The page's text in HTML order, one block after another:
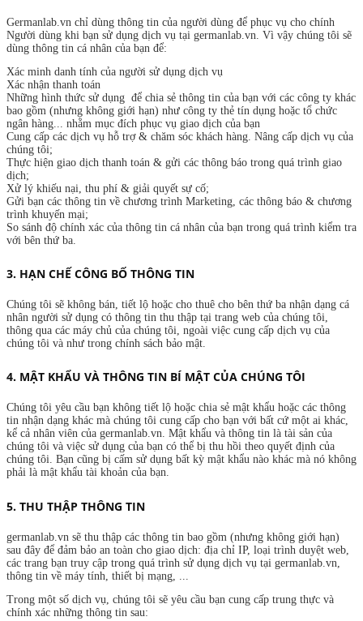
Germanlab.vn chỉ dùng thông tin của người dùng để phục vụ cho chính
Người dùng khi bạn sử dụng dịch vụ tại germanlab.vn. Vì vậy chúng tôi sẽ
dùng thông tin cá nhân của bạn để:
Xác minh danh tính của người sử dụng dịch vụ
Xác nhận thanh toán
Những hình thức sử dụng để chia sẻ thông tin của bạn với các công ty khác
bao gồm (nhưng không giới hạn) như công ty thẻ tín dụng hoặc tổ chức
ngân hàng... nhằm mục đích phục vụ giao dịch của bạn
Cung cấp các dịch vụ hỗ trợ & chăm sóc khách hàng. Nâng cấp dịch vụ của
chúng tôi;
Thực hiện giao dịch thanh toán & gửi các thông báo trong quá trình giao
dịch;
Xử lý khiếu nại, thu phí & giải quyết sự cố;
Gửi bạn các thông tin về chương trình Marketing, các thông báo & chương
trình khuyến mại;
So sánh độ chính xác của thông tin cá nhân của bạn trong quá trình kiểm tra
với bên thứ ba.
3. HẠN CHẾ CÔNG BỐ THÔNG TIN
Chúng tôi sẽ không bán, tiết lộ hoặc cho thuê cho bên thứ ba nhận dạng cá
nhân người sử dụng có thông tin thu thập tại trang web của chúng tôi,
thông qua các máy chủ của chúng tôi, ngoài việc cung cấp dịch vụ của
chúng tôi và như trong chính sách bảo mật.
4. MẬT KHẨU VÀ THÔNG TIN BÍ MẬT CỦA CHÚNG TÔI
Chúng tôi yêu cầu bạn không tiết lộ hoặc chia sẻ mật khẩu hoặc các thông
tin nhận dạng khác mà chúng tôi cung cấp cho bạn với bất cứ một ai khác,
kể cả nhân viên của germanlab.vn. Mật khẩu và thông tin là tài sản của
chúng tôi và việc sử dụng của bạn có thể bị thu hồi theo quyết định của
chúng tôi. Bạn cũng bị cấm sử dụng bất kỳ mật khẩu nào khác mà nó không
phải là mật khẩu tài khoản của bạn.
5. THU THẬP THÔNG TIN
germanlab.vn sẽ thu thập các thông tin bao gồm (nhưng không giới hạn)
sau đây để đảm bảo an toàn cho giao dịch: địa chỉ IP, loại trình duyệt web,
các trang bạn truy cập trong quá trình sử dụng dịch vụ tại germanlab.vn,
thông tin về máy tính, thiết bị mạng, ...
Trong một số dịch vụ, chúng tôi sẽ yêu cầu bạn cung cấp trung thực và
chính xác những thông tin sau: